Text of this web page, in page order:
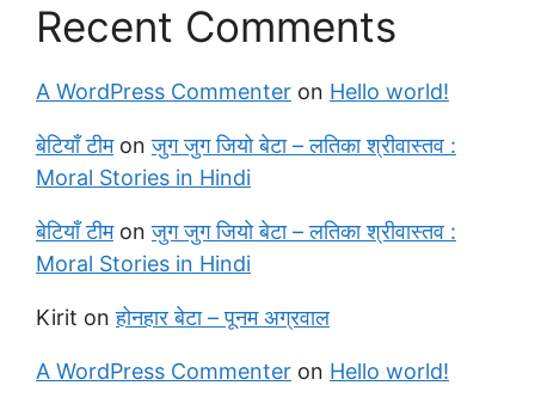
Recent Comments
A WordPress Commenter on Hello world!
बेटियाँ टीमonजुग जुग जियो बेटा – लतिका श्रीवास्तव :
Moral Stories in Hindi
बेटियाँ टीमonजुग जुग जियो बेटा – लतिका श्रीवास्तव :
Moral Stories in Hindi
Kirit onहोनहार बेटा – पूनम अग्रवाल
A WordPress Commenter on Hello world!